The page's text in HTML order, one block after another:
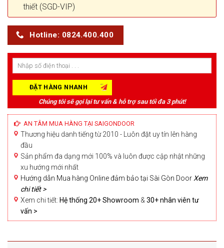
thiết (SGD-VIP)
Hotline: 0824.400.400
Chúng tôi sẽ gọi lại tư vấn & hỗ trợ sau tối đa 3 phút!
AN TÂM MUA HÀNG TẠI SAIGONDOOR
Thương hiệu danh tiếng từ 2010 - Luôn đặt uy tín lên hàng
đầu
Sản phẩm đa dạng mới 100% và luôn được cập nhật những
xu hướng mới nhất
Hướng dẫn Mua hàng Online đảm bảo tại Sài Gòn Door Xem
chi tiết >
Xem chi tiết: Hệ thống 20+ Showroom & 30+ nhân viên tư
vấn >